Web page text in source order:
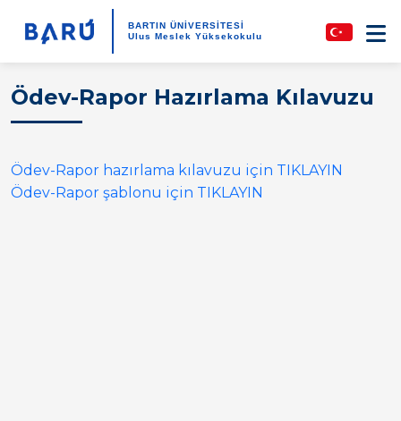
BARTIN ÜNİVERSİTESİ
Ulus Meslek Yüksekokulu
Ödev-Rapor Hazırlama Kılavuzu
Ödev-Rapor hazırlama kılavuzu için TIKLAYIN
Ödev-Rapor şablonu için TIKLAYIN